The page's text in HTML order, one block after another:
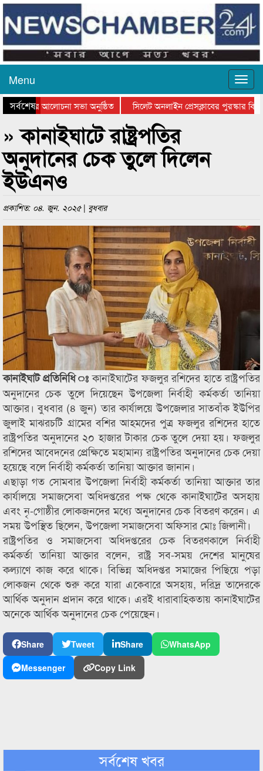
Menu
সর্বশেষ
দিবসের আলোচনা সভা অনুষ্ঠিত
সিলেট অনলাইন প্রেসক্লাবের পুরস্কার
সভা ও সম্মাননা প্রদান
কানাইঘাটের কিশোর আহাদের খুনি
» কানাইঘাটে রাষ্ট্রপতির
অনুদানের চেক তুলে দিলেন
ইউএনও
প্রকাশিত: ০৪. জুন. ২০২৫ | বুধবার
কানাইঘাট প্রতিনিধি ঃকানাইঘাটের ফজলুর রশিদের হাতে রাষ্ট্রপতির
অনুদানের চেক তুলে দিয়েছেন উপজেলা নির্বাহী কর্মকর্তা তানিয়া
আক্তার। বুধবার (৪ জুন) তার কার্যালয়ে উপজেলার সাতবাঁক ইউপির
জুলাই মাঝরচটি গ্রামের বশির আহমদের পুত্র ফজলুর রশিদের হাতে
রাষ্ট্রপতির অনুদানের ২০ হাজার টাকার চেক তুলে দেয়া হয়। ফজলুর
রশিদের আবেদনের প্রেক্ষিতে মহামান্য রাষ্ট্রপতির অনুদানের চেক দেয়া
হয়েছে বলে নির্বাহী কর্মকর্তা তানিয়া আক্তার জানান।
এছাড়া গত সোমবার উপজেলা নির্বাহী কর্মকর্তা তানিয়া আক্তার তার
কার্যালয়ে সমাজসেবা অধিদপ্তরের পক্ষ থেকে কানাইঘাটের অসহায়
এবং নৃ-গোষ্ঠীর লোকজনদের মধ্যে অনুদানের চেক বিতরণ করেন। এ
সময় উপস্থিত ছিলেন, উপজেলা সমাজসেবা অফিসার মোঃ জিলানী।
রাষ্ট্রপতির ও সমাজসেবা অধিদপ্তরের চেক বিতরণকালে নির্বাহী
কর্মকর্তা তানিয়া আক্তার বলেন, রাষ্ট্র সব-সময় দেশের মানুষের
কল্যাণে কাজ করে থাকে। বিভিন্ন অধিদপ্তর সমাজের পিছিয়ে পড়া
লোকজন থেকে শুরু করে যারা একেবারে অসহায়, দরিদ্র তাদেরকে
আর্থিক অনুদান প্রদান করে থাকে। এরই ধারাবাহিকতায় কানাইঘাটের
অনেকে আর্থিক অনুদানের চেক পেয়েছেন।
Share Tweet Share
WhatsApp
Messenger
Copy Link
সর্বশেষ খবর